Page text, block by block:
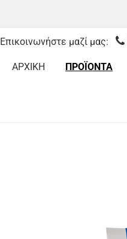
Επικοινωνήστε μαζί μας:
ΑΡΧΙΚΗ ΠΡΟΪΟΝΤΑ